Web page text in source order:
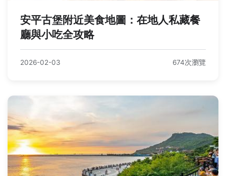
安平古堡附近美食地圖：在地人私藏餐
廳與小吃全攻略
2026-02-03 674次瀏覽